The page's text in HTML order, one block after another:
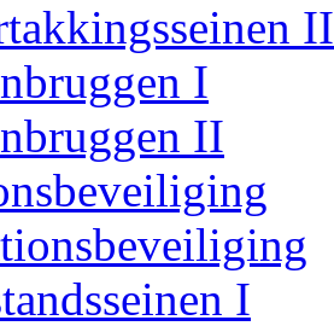
I
II
I